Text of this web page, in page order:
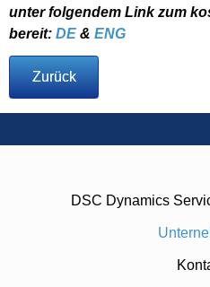
unter folgendem Link zum
bereit: DE & ENG
Zurück
DSC Dynamics